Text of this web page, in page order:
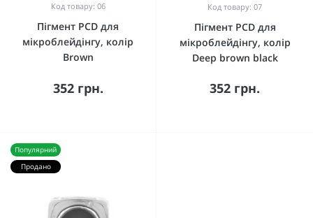
Код товару: 06
Пігмент PCD для
мікроблейдінгу, колір
Brown
352 грн.
Код товару: 07
Пігмент PCD для
мікроблейдінгу, колір
Deep brown black
352 грн.
Популярний
Продано